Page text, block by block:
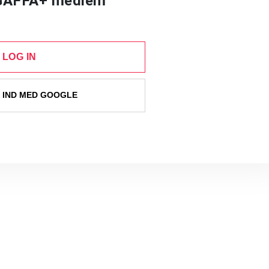
LOG IN
IND MED GOOGLE